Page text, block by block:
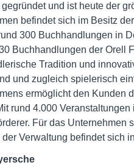
gegründet und ist heute der
befindet sich im Besitz
300 Buchhandlungen in
Buchhandlungen der Orell
Tradition und
und zugleich spielerisch
ermöglicht den Kunden
rund 4.000
Für das
der Verwaltung befindet sich